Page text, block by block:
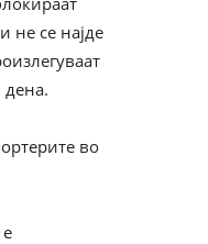
не се најде
дена.
во